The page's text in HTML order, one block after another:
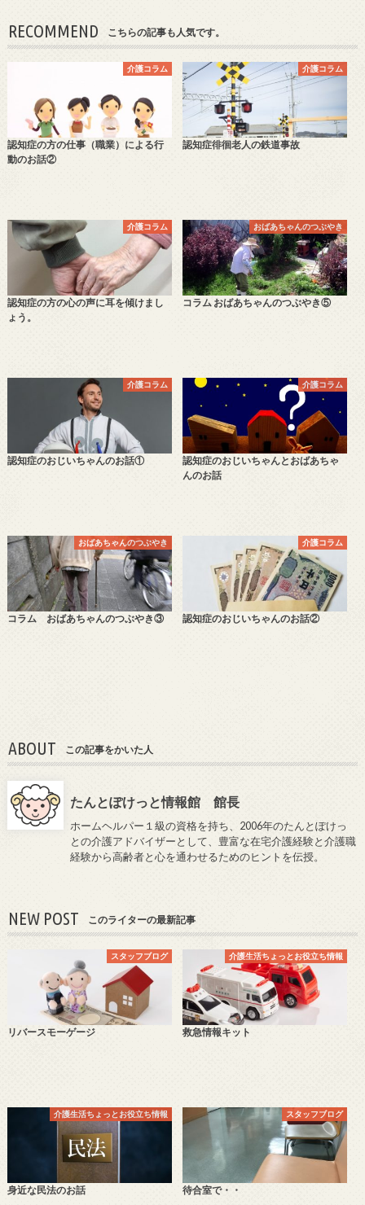
RECOMMEND こちらの記事も人気です。
介護コラム
認知症の方の仕事（職業）による行
動のお話②
介護コラム
認知症徘徊老人の鉄道事故
介護コラム
認知症の方の心の声に耳を傾けまし
ょう。
おばあちゃんのつぶやき
コラム おばあちゃんのつぶやき⑤
介護コラム
認知症のおじいちゃんのお話①
介護コラム
認知症のおじいちゃんとおばあちゃ
んのお話
おばあちゃんのつぶやき
コラム おばあちゃんのつぶやき③
介護コラム
認知症のおじいちゃんのお話②
ABOUT この記事をかいた人
たんとぽけっと情報館 館長
ホームヘルパー１級の資格を持ち、2006年のたんとぽけっ
との介護アドバイザーとして、豊富な在宅介護経験と介護職
経験から高齢者と心を通わせるためのヒントを伝授。
NEW POST このライターの最新記事
スタッフブログ
リバースモーゲージ
介護生活ちょっとお役立ち情報
救急情報キット
介護生活ちょっとお役立ち情報
身近な民法のお話
スタッフブログ
待合室で・・